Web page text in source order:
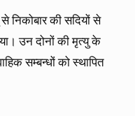
से निकोबार की सदियों से
उन दोनों की मृत्यु के
सम्बन्धों को स्थापित